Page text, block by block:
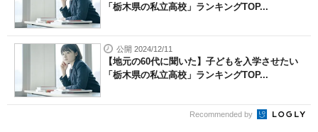
「栃木県の私立高校」ランキングTOP...
公開 2024/12/11
【地元の60代に聞いた】子どもを入学させたい
「栃木県の私立高校」ランキングTOP...
Recommended by